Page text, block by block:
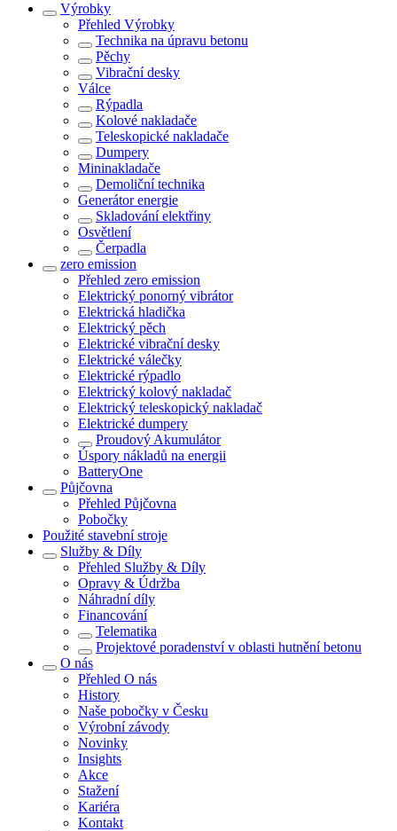
Výrobky
Přehled Výrobky
Technika na úpravu betonu
Pěchy
Vibrační desky
Válce
Rýpadla
Kolové nakladače
Teleskopické nakladače
Dumpery
Mininakladače
Demoliční technika
Generátor energie
Skladování elektřiny
Osvětlení
Čerpadla
zero emission
Přehled zero emission
Elektrický ponorný vibrátor
Elektrická hladička
Elektrický pěch
Elektrické vibrační desky
Elektrické válečky
Elektrické rýpadlo
Elektrický kolový nakladač
Elektrický teleskopický nakladač
Elektrické dumpery
Proudový Akumulátor
Úspory nákladů na energii
BatteryOne
Půjčovna
Přehled Půjčovna
Pobočky
Použité stavební stroje
Služby & Díly
Přehled Služby & Díly
Opravy & Údržba
Náhradní díly
Financování
Telematika
Projektové poradenství v oblasti hutnění betonu
O nás
Přehled O nás
History
Naše pobočky v Česku
Výrobní závody
Novinky
Insights
Akce
Stažení
Kariéra
Kontakt